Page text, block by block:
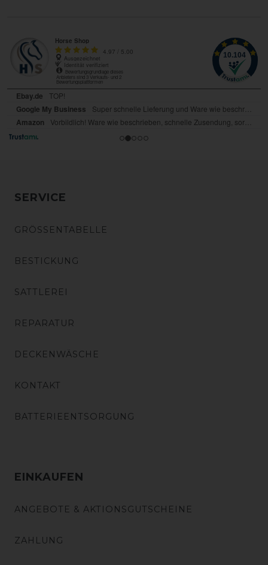
SERVICE
GRÖSSENTABELLE
BESTICKUNG
SATTLEREI
REPARATUR
DECKENWÄSCHE
KONTAKT
BATTERIEENTSORGUNG
EINKAUFEN
ANGEBOTE & AKTIONSGUTSCHEINE
ZAHLUNG